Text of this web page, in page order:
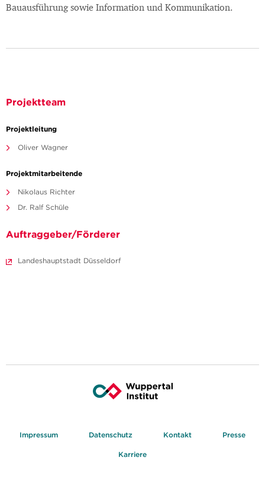
Bauausführung sowie Information und Kommunikation.
Projektteam
Projektleitung
Oliver Wagner
Projektmitarbeitende
Nikolaus Richter
Dr. Ralf Schüle
Auftraggeber/Förderer
Landeshauptstadt Düsseldorf
Impressum Datenschutz Kontakt Presse
Karriere